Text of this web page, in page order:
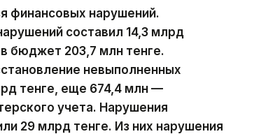
финансовых нарушений.
составил 14,3 млрд
бюджет 203,7 млн тенге.
невыполненных
тенге, еще 674,4 млн —
учета. Нарушения
29 млрд тенге. Из них нарушения